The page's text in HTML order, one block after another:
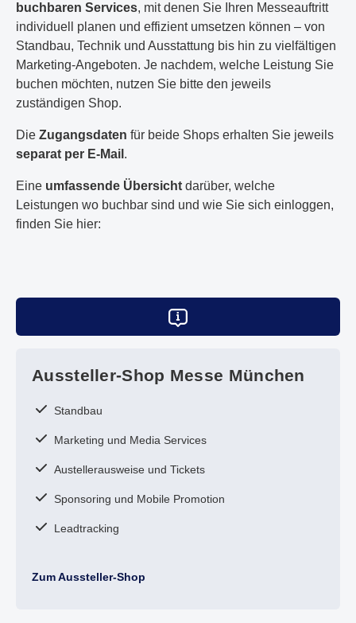
buchbaren Services, mit denen Sie Ihren Messeauftritt
individuell planen und effizient umsetzen können – von
Standbau, Technik und Ausstattung bis hin zu vielfältigen
Marketing-Angeboten. Je nachdem, welche Leistung Sie
buchen möchten, nutzen Sie bitte den jeweils
zuständigen Shop.
Die Zugangsdaten für beide Shops erhalten Sie jeweils
separat per E-Mail .
Eine umfassende Übersicht darüber, welche
Leistungen wo buchbar sind und wie Sie sich einloggen,
finden Sie hier:
Aussteller-Shop Messe München
Standbau
Marketing und Media Services
Austellerausweise und Tickets
Sponsoring und Mobile Promotion
Leadtracking
Zum Aussteller-Shop